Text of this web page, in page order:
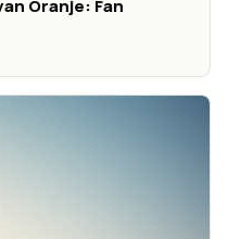
Oranje: Fan